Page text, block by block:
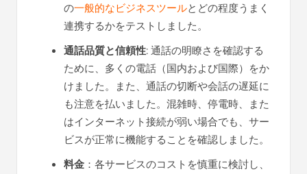
の一般的なビジネスツールとどの程度うまく
連携するかをテストしました。
通話品質と信頼性: 通話の明瞭さを確認する
ために、多くの電話（国内および国際）をか
けました。また、通話の切断や会話の遅延に
も注意を払いました。混雑時、停電時、また
はインターネット接続が弱い場合でも、サー
ビスが正常に機能することを確認しました。
料金 ：各サービスのコストを慎重に検討し、